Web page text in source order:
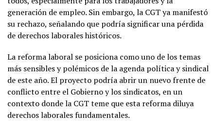
generación de empleo. Sin embargo, la CGT ya manifestó
su rechazo, señalando que podría significar una pérdida
de derechos laborales históricos.
La reforma laboral se posiciona como uno de los temas
más sensibles y polémicos de la agenda política y sindical
de este año. El proyecto podría abrir un nuevo frente de
conflicto entre el Gobierno y los sindicatos, en un
contexto donde la CGT teme que esta reforma diluya
derechos laborales fundamentales.